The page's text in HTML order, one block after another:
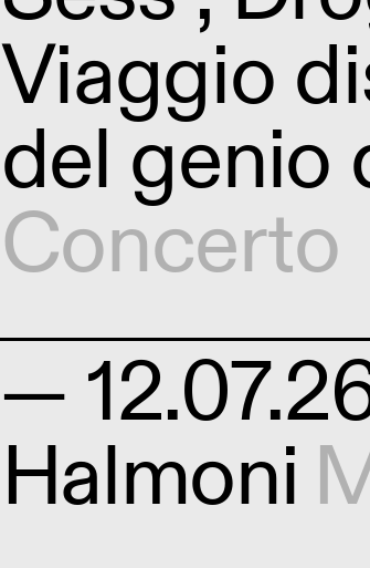
Viaggio
del genio
Concerto
—
Halmoni